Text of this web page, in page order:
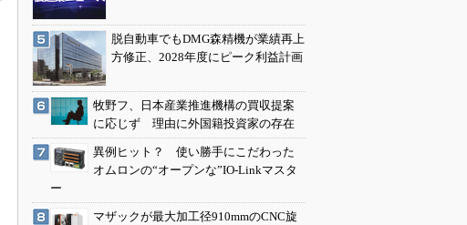
脱自動車でもDMG森精機が業績再上
方修正、2028年度にピーク利益計画
牧野フ、日本産業推進機構の買収提案
に応じず 理由に外国籍投資家の存在
異例ヒット？ 使い勝手にこだわった
オムロンの“オープンな”IO-Linkマスタ
ー
マザックが最大加工径910mmのCNC旋